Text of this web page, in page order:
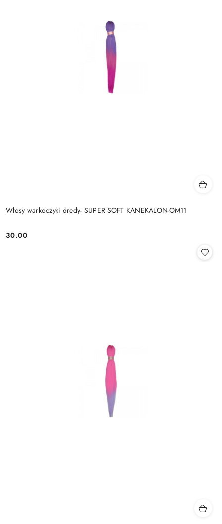
Włosy warkoczyki dredy- SUPER SOFT KANEKALON-OM11
Cena:
30.00